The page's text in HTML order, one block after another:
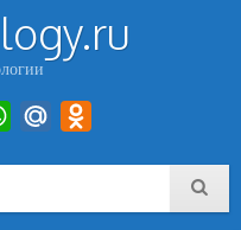
WhatsAppMail.Ru